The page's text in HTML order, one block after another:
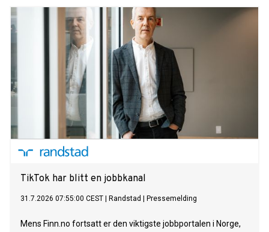
TikTok har blitt en jobbkanal
31.7.2026 07:55:00 CEST Randstad Pressemelding
Mens Finn.no fortsatt er den viktigste jobbportalen i Norge,